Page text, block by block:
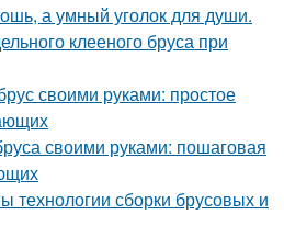
а умный уголок для души.
клееного бруса при
своими руками: простое
своими руками: пошаговая
технологии сборки брусовых и